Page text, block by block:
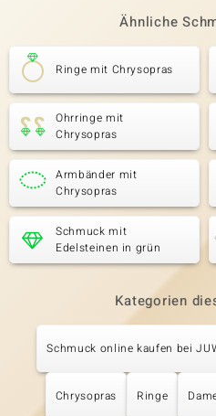
Ähnliche
Ringe mit Chrysopras
Ohrringe mit
Chrysopras
Armbänder mit
Chrysopras
Schmuck mit
Edelsteinen in grün
Kategorien
Schmuck online kaufen bei
Chrysopras Ringe